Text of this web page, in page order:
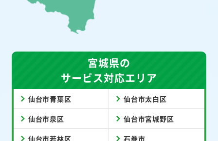
宮城県の
サービス対応エリア
仙台市青葉区 仙台市太白区
仙台市泉区 仙台市宮城野区
仙台市若林区 石巻市